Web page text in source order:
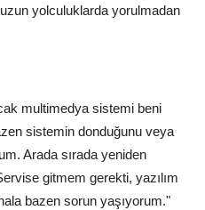
yolculuklarda yorulmadan
multimedya sistemi beni
sistemin donduğunu veya
Arada sırada yeniden
gitmem gerekti, yazılım
bazen sorun yaşıyorum."